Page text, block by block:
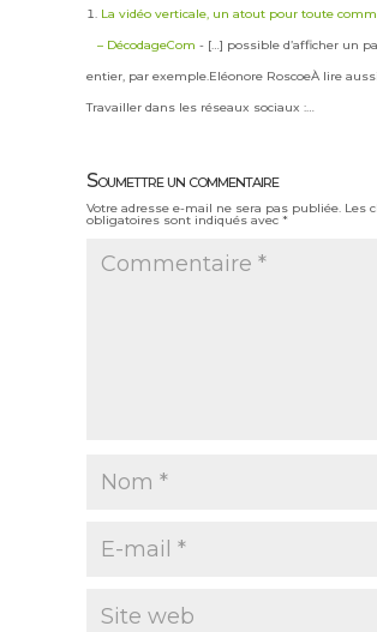
La vidéo verticale, un atout pour toute
– DécodageCom - […] possible d’afficher un
entier, par exemple.Eléonore RoscoeÀ lire
Travailler dans les réseaux sociaux :…
Soumettre un commentaire
Votre adresse e-mail ne sera pas publiée. Les
obligatoires sont indiqués avec *